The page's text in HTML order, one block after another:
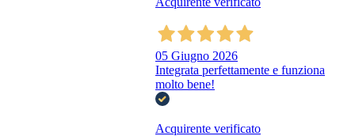
05 Giugno 2026
Integrata perfettamente e funziona
molto bene!
Acquirente verificato